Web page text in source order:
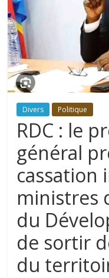
Divers Politique
RDC : le
général
cassation
ministres
du
de sortir
du